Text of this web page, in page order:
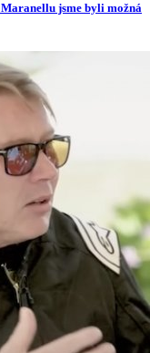
jsme byli možná